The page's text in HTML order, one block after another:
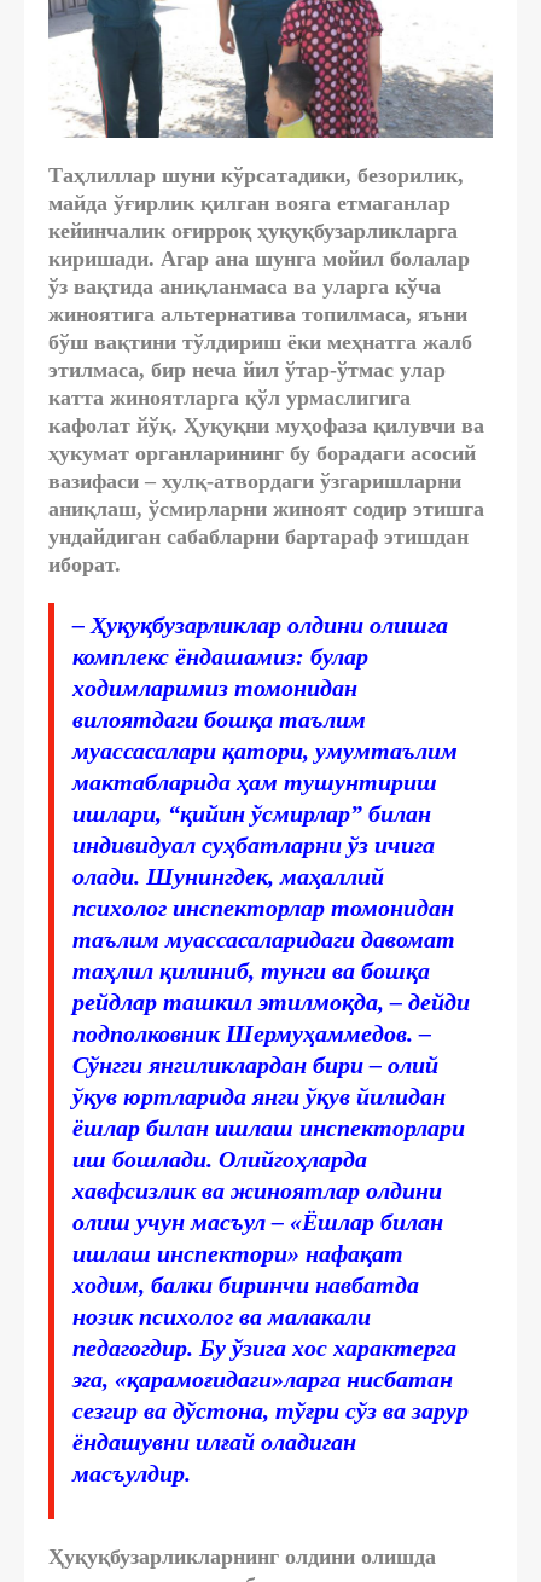
Таҳлиллар шуни кўрсатадики, безорилик,
майда ўғирлик қилган вояга етмаганлар
кейинчалик оғирроқ ҳуқуқбузарликларга
киришади. Агар ана шунга мойил болалар
ўз вақтида аниқланмаса ва уларга кўча
жиноятига альтернатива топилмаса, яъни
бўш вақтини тўлдириш ёки меҳнатга жалб
этилмаса, бир неча йил ўтар-ўтмас улар
катта жиноятларга қўл урмаслигига
кафолат йўқ. Ҳуқуқни муҳофаза қилувчи ва
ҳукумат органларининг бу борадаги асосий
вазифаси – хулқ-атвордаги ўзгаришларни
аниқлаш, ўсмирларни жиноят содир этишга
ундайдиган сабабларни бартараф этишдан
иборат.
– Ҳуқуқбузарликлар олдини олишга
комплекс ёндашамиз: булар
ходимларимиз томонидан
вилоятдаги бошқа таълим
муассасалари қатори, умумтаълим
мактабларида ҳам тушунтириш
ишлари, “қийин ўсмирлар” билан
индивидуал суҳбатларни ўз ичига
олади. Шунингдек, маҳаллий
психолог инспекторлар томонидан
таълим муассасаларидаги давомат
таҳлил қилиниб, тунги ва бошқа
рейдлар ташкил этилмоқда, – дейди
подполковник Шермуҳаммедов. –
Сўнгги янгиликлардан бири – олий
ўқув юртларида янги ўқув йилидан
ёшлар билан ишлаш инспекторлари
иш бошлади. Олийгоҳларда
хавфсизлик ва жиноятлар олдини
олиш учун масъул – «Ёшлар билан
ишлаш инспектори» нафақат
ходим, балки биринчи навбатда
нозик психолог ва малакали
педагогдир. Бу ўзига хос характерга
эга, «қарамоғидаги»ларга нисбатан
сезгир ва дўстона, тўғри сўз ва зарур
ёндашувни илғай оладиган
масъулдир.
Ҳуқуқбузарликларнинг олдини олишда